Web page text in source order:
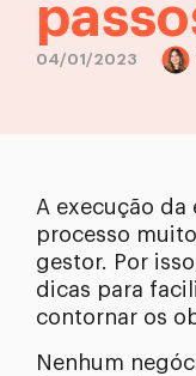
04/01/2023
A execução
processo
gestor. Por
dicas para
contornar os
Nenhum